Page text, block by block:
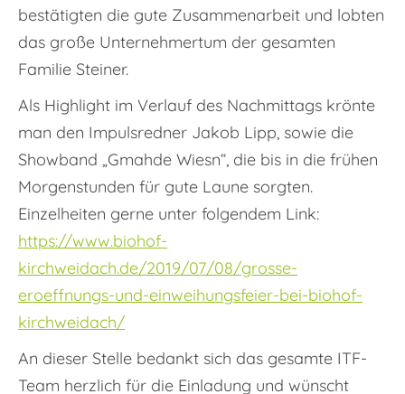
bestätigten die gute Zusammenarbeit und lobten
das große Unternehmertum der gesamten
Familie Steiner.
Als Highlight im Verlauf des Nachmittags krönte
man den Impulsredner Jakob Lipp, sowie die
Showband „Gmahde Wiesn“, die bis in die frühen
Morgenstunden für gute Laune sorgten.
Einzelheiten gerne unter folgendem Link:
https://www.biohof-
kirchweidach.de/2019/07/08/grosse-
eroeffnungs-und-einweihungsfeier-bei-biohof-
kirchweidach/
An dieser Stelle bedankt sich das gesamte ITF-
Team herzlich für die Einladung und wünscht